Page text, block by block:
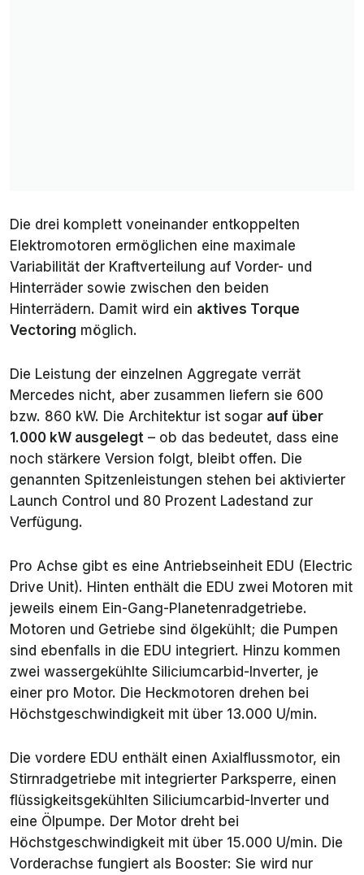
Die drei komplett voneinander entkoppelten
Elektromotoren ermöglichen eine maximale
Variabilität der Kraftverteilung auf Vorder- und
Hinterräder sowie zwischen den beiden
Hinterrädern. Damit wird ein aktives Torque
Vectoring möglich.
Die Leistung der einzelnen Aggregate verrät
Mercedes nicht, aber zusammen liefern sie 600
bzw. 860 kW. Die Architektur ist sogar auf über
1.000 kW ausgelegt – ob das bedeutet, dass eine
noch stärkere Version folgt, bleibt offen. Die
genannten Spitzenleistungen stehen bei aktivierter
Launch Control und 80 Prozent Ladestand zur
Verfügung.
Pro Achse gibt es eine Antriebseinheit EDU (Electric
Drive Unit). Hinten enthält die EDU zwei Motoren mit
jeweils einem Ein-Gang-Planetenradgetriebe.
Motoren und Getriebe sind ölgekühlt; die Pumpen
sind ebenfalls in die EDU integriert. Hinzu kommen
zwei wassergekühlte Siliciumcarbid-Inverter, je
einer pro Motor. Die Heckmotoren drehen bei
Höchstgeschwindigkeit mit über 13.000 U/min.
Die vordere EDU enthält einen Axialflussmotor, ein
Stirnradgetriebe mit integrierter Parksperre, einen
flüssigkeitsgekühlten Siliciumcarbid-Inverter und
eine Ölpumpe. Der Motor dreht bei
Höchstgeschwindigkeit mit über 15.000 U/min. Die
Vorderachse fungiert als Booster: Sie wird nur